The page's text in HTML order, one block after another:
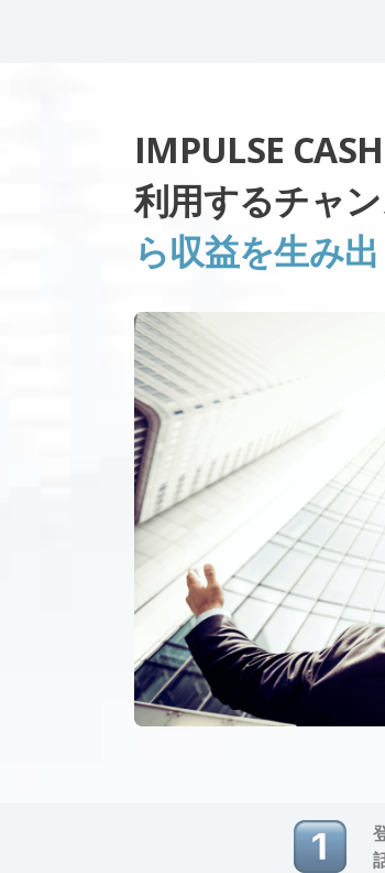
IMPULSE
利用するチャ
ら収益を生み